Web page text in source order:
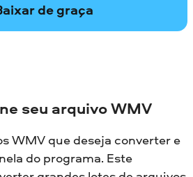
de graça
seu arquivo WMV
WMV que deseja converter e
do programa. Este